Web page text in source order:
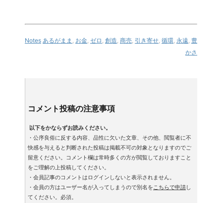
Notes あるがまま , お金, ゼロ , 創造, 商売, 引き寄せ, 循環, 永遠, 豊
かさ
コメント投稿の注意事項
以下をかならずお読みください。
・公序良俗に反する内容、品性に欠いた文章、その他、閲覧者に不
快感を与えると判断された投稿は掲載不可の対象となりますのでご
留意ください。コメント欄は常時多くの方が閲覧しておりますこと
をご理解の上投稿してください。
・会員記事のコメントはログインしないと表示されません。
・会員の方はユーザー名が入ってしまうので別名をこちらで申請し
てください。必須。